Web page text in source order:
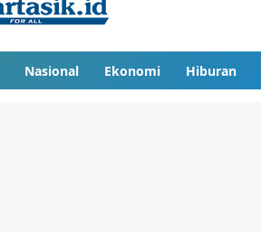
Nasional Ekonomi Hiburan